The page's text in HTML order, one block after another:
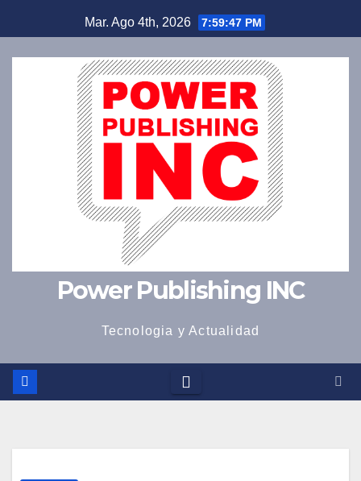
al
contenido
Mar. Ago 4th, 2026 7:59:48 PM
Power Publishing INC
Tecnologia y Actualidad